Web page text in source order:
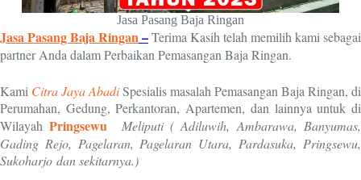
Jasa Pasang Baja Ringan
Jasa Pasang Baja Ringan –Terima Kasih telah memilih kami sebagai
partner Anda dalam Perbaikan Pemasangan Baja Ringan.
Kami Citra Jaya AbadiSpesialis masalah Pemasangan Baja Ringan, di
Perumahan, Gedung, Perkantoran, Apartemen, dan lainnya untuk di
WilayahPringsewu Meliputi ( Adiluwih, Ambarawa, Banyumas,
Gading Rejo, Pagelaran, Pagelaran Utara, Pardasuka, Pringsewu,
Sukoharjo dan sekitarnya.)